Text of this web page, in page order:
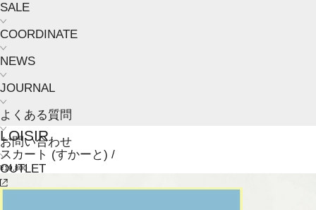
SALE
COORDINATE
NEWS
JOURNAL
よくある質問
お問い合わせ
OUTLET
LOISIR
スカート (すかーと) /
¥19,800